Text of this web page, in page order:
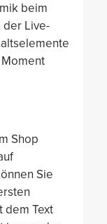
beim
der Live-
Shop
Sie
dem Text